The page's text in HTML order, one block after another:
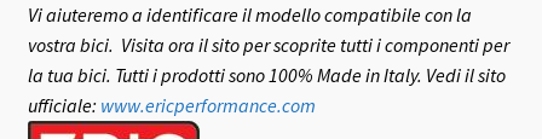
Vi aiuteremo a identificare il modello compatibile con la
vostra bici. Visita ora il sito per scoprite tutti i componenti per
la tua bici. Tutti i prodotti sono 100% Made in Italy. Vedi il sito
ufficiale: www.ericperformance.com